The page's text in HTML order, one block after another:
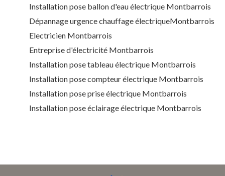
Installation pose ballon d'eau électrique Montbarrois
Dépannage urgence chauffage électriqueMontbarrois
Electricien Montbarrois
Entreprise d'électricité Montbarrois
Installation pose tableau électrique Montbarrois
Installation pose compteur électrique Montbarrois
Installation pose prise électrique Montbarrois
Installation pose éclairage électrique Montbarrois